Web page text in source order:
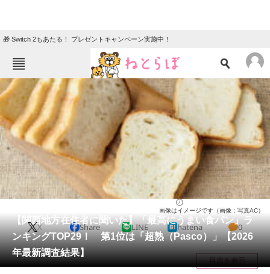
🎁 Switch 2もあたる！ プレゼントキャンペーン実施中！
ねとらぼメニュー
TOP ニュース
エンタメ クイズ
グルメ
住まい 教育・育児
動物 リサーチ
会員記事
メディア
注目記事を集めた総合ページ
【関西地方在住者に聞いた】「最高にうまい食パン」ラ
ンキングTOP29！ 第1位は「超熟（Pasco）」【2026
年最新調査結果】
画像はイメージです（画像：写真AC）
X Share LINE hatena 0
目次を表示